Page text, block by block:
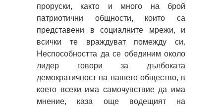
проруски, както и много на брой
патриотични общности, които са
представени в социалните мрежи, и
всички те враждуват помежду си.
Неспособността да се обединим около
лидер говори за дълбоката
демократичност на нашето общество, в
което всеки има самочувствие да има
мнение, каза още водещият на